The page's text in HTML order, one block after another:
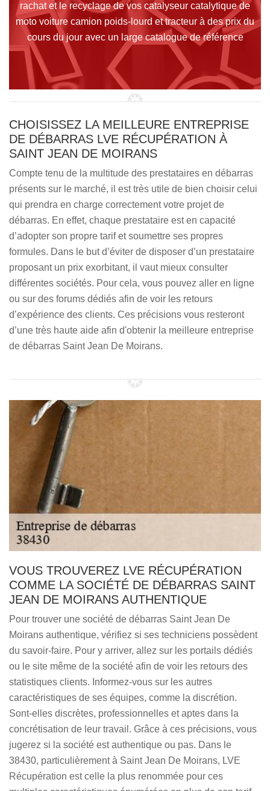
rachat et le recyclage de vos catalyseur catalytique de
moto voiture camion poids-lourd et tracteur à des prix du
cours du jour avec un large catalogue de référence
CHOISISSEZ LA MEILLEURE ENTREPRISE
DE DÉBARRAS LVE RÉCUPÉRATION À
SAINT JEAN DE MOIRANS
Compte tenu de la multitude des prestataires en débarras
présents sur le marché, il est très utile de bien choisir celui
qui prendra en charge correctement votre projet de
débarras. En effet, chaque prestataire est en capacité
d’adopter son propre tarif et soumettre ses propres
formules. Dans le but d’éviter de disposer d’un prestataire
proposant un prix exorbitant, il vaut mieux consulter
différentes sociétés. Pour cela, vous pouvez aller en ligne
ou sur des forums dédiés afin de voir les retours
d’expérience des clients. Ces précisions vous resteront
d’une très haute aide afin d'obtenir la meilleure entreprise
de débarras Saint Jean De Moirans.
VOUS TROUVEREZ LVE RÉCUPÉRATION
COMME LA SOCIÉTÉ DE DÉBARRAS SAINT
JEAN DE MOIRANS AUTHENTIQUE
Pour trouver une société de débarras Saint Jean De
Moirans authentique, vérifiez si ses techniciens possèdent
du savoir-faire. Pour y arriver, allez sur les portails dédiés
ou le site même de la société afin de voir les retours des
statistiques clients. Informez-vous sur les autres
caractéristiques de ses équipes, comme la discrétion.
Sont-elles discrètes, professionnelles et aptes dans la
concrétisation de leur travail. Grâce à ces précisions, vous
jugerez si la société est authentique ou pas. Dans le
38430, particulièrement à Saint Jean De Moirans, LVE
Récupération est celle la plus renommée pour ces